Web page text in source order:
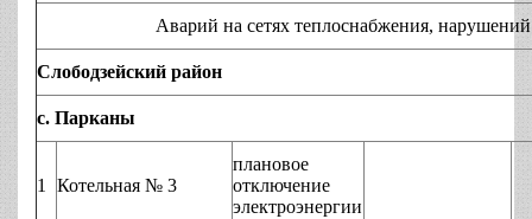
Аварий на сетях теплоснабжения, нарушений
Слободзейский район
с. Парканы
1 Котельная № 3
плановое
отключение
электроэнергии